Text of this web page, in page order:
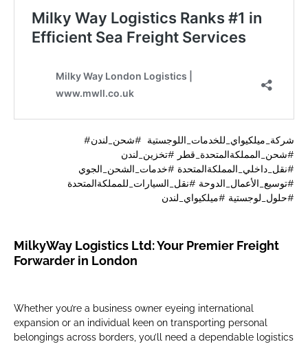
#شركة_ميلكيواي_للخدمات_اللوجستية #شحن_لندن
#شحن_المملكةالمتحدة_قطر #تخزين_لندن
#نقل_داخلي_المملكةالمتحدة #خدمات_الشحن_الجوي
#توسيع_الأعمال_الدوحة #نقل_السيارات_للمملكةالمتحدة
#حلول_لوجستية #ميلكيواي_لندن
MilkyWay Logistics Ltd: Your Premier Freight
Forwarder in London
Whether you’re a business owner eyeing international
expansion or an individual keen on transporting personal
belongings across borders, you’ll need a dependable logistics